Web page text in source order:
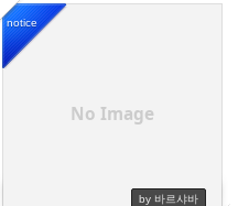
No Image
notice
by 바르샤바